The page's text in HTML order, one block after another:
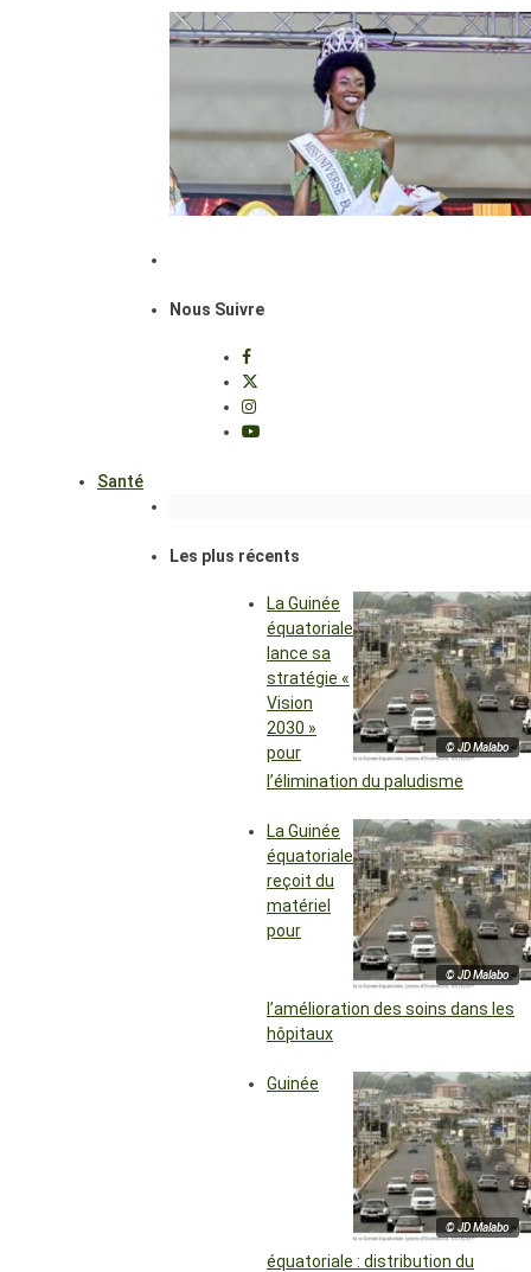
Nous Suivre
Santé
Les plus récents
© JD Malabo
La Guinée
équatoriale
lance sa
stratégie «
Vision
2030 »
pour
l’élimination du paludisme
© JD Malabo
La Guinée
équatoriale
reçoit du
matériel
pour
l’amélioration des soins dans les
hôpitaux
© JD Malabo
Guinée
équatoriale : distribution du